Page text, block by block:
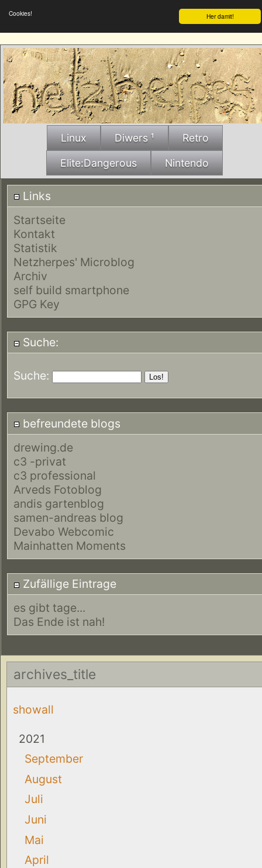
Her damit!
Cookies!
Linux Diwers ¹ Retro
Elite:Dangerous Nintendo
Links
Startseite
Kontakt
Statistik
Netzherpes' Microblog
Archiv
self build smartphone
GPG Key
Suche:
Suche:
befreundete blogs
drewing.de
c3 -privat
c3 professional
Arveds Fotoblog
andis gartenblog
samen-andreas blog
Devabo Webcomic
Mainhatten Moments
Zufällige Eintrage
es gibt tage...
Das Ende ist nah!
archives_title
showall
2021
September
August
Juli
Juni
Mai
April